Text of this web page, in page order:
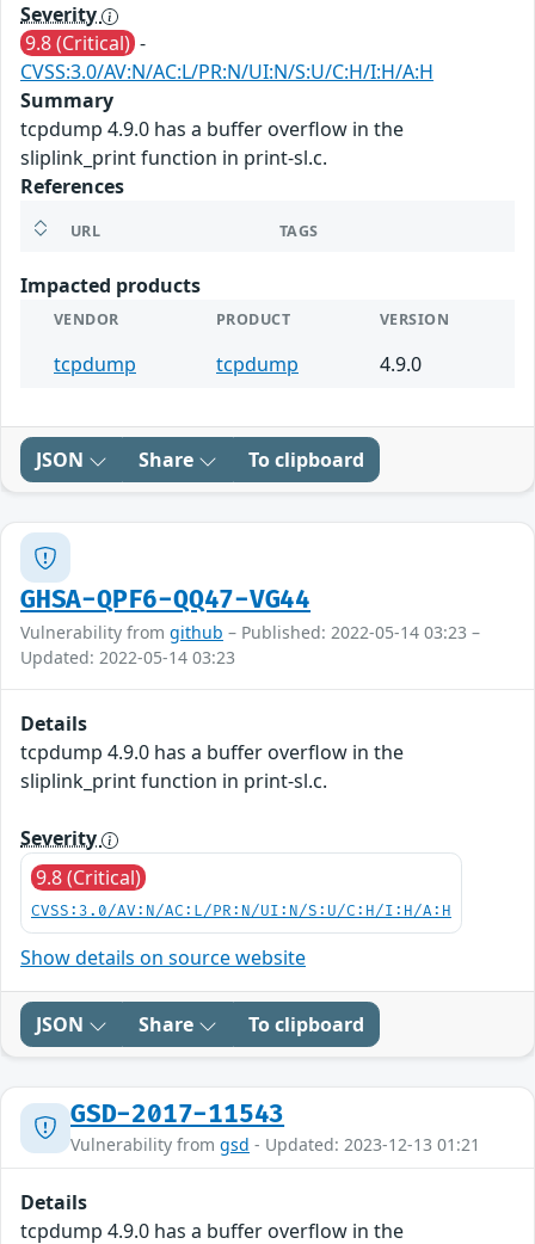
Severity
9.8 (Critical) -
CVSS:3.0/AV:N/AC:L/PR:N/UI:N/S:U/C:H/I:H/A:H
Summary
tcpdump 4.9.0 has a buffer overflow in the
sliplink_print function in print-sl.c.
References
URL TAGS
Impacted products
VENDOR PRODUCT VERSION
tcpdump tcpdump 4.9.0
JSON Share To clipboard
GHSA-QPF6-QQ47-VG44
Vulnerability from github – Published: 2022-05-14 03:23 –
Updated: 2022-05-14 03:23
Details
tcpdump 4.9.0 has a buffer overflow in the
sliplink_print function in print-sl.c.
Severity
9.8 (Critical)
CVSS:3.0/AV:N/AC:L/PR:N/UI:N/S:U/C:H/I:H/A:H
Show details on source website
JSON Share To clipboard
GSD-2017-11543
Vulnerability from gsd - Updated: 2023-12-13 01:21
Details
tcpdump 4.9.0 has a buffer overflow in the